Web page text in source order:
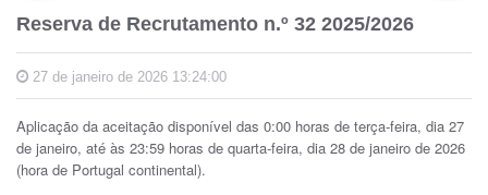
Reserva de Recrutamento n.º 32 2025/2026
27 de janeiro de 2026 13:24:00
Aplicação da aceitação disponível das 0:00 horas de terça-feira, dia 27
de janeiro, até às 23:59 horas de quarta-feira, dia 28 de janeiro de 2026
(hora de Portugal continental).